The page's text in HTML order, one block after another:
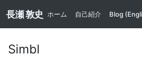
長瀬 敦史 ホーム 自己紹介 Blog
Simbl